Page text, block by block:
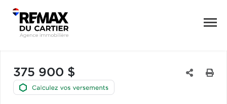
375 900 $